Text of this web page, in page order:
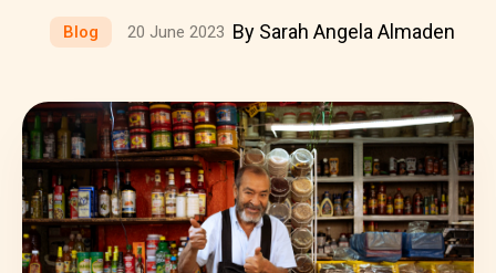
Blog 20 June 2023 By Sarah Angela Almaden